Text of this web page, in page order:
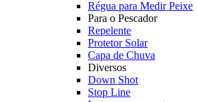
Régua para Medir Peixe
Para o Pescador
Repelente
Protetor Solar
Capa de Chuva
Diversos
Down Shot
Stop Line